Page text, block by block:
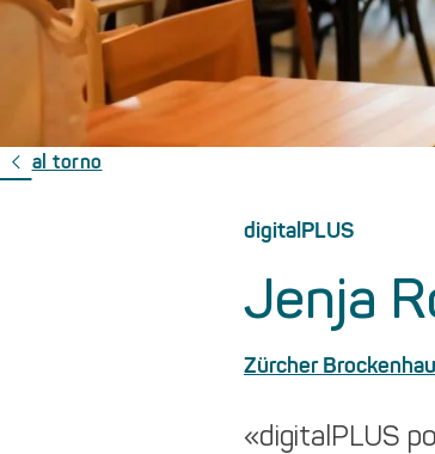
al torno
digitalPLUS
Jenja
Zürcher
«digitalPLUS